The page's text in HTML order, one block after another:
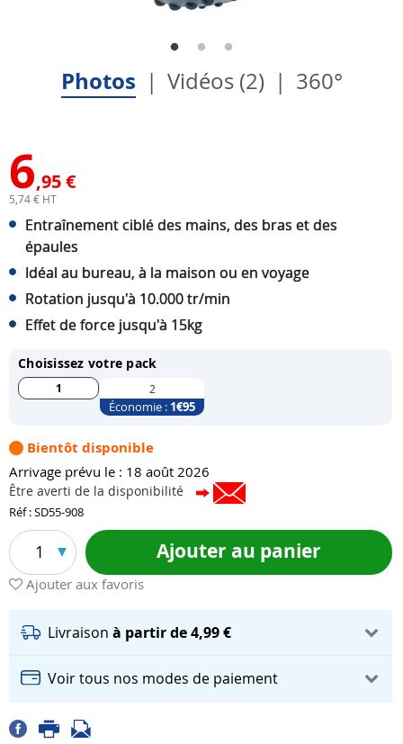
Photos Vidéos (2) 360°
6,95 €
5,74 € HT
Entraînement ciblé des mains, des bras et des
épaules
Idéal au bureau, à la maison ou en voyage
Rotation jusqu'à 10.000 tr/min
Effet de force jusqu'à 15kg
Choisissez votre pack
1 2
Économie : 1€95
Bientôt disponible
Arrivage prévu le : 18 août 2026
Être averti de la disponibilité
Réf : SD55-908
1 Ajouter au panier
Ajouter aux favoris
Livraison à partir de 4,99 €
Voir tous nos modes de paiement